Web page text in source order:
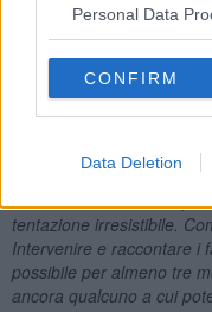
Personal Data
CONFIRM
Data Deletion
Libero Venturi
Pontedera, maggio 2020
_____________________
l’Agorà, dopo i lavori di
Riproporre questo
tentazione irresistibile.
Intervenire e raccontare i
possibile per almeno tre
ancora qualcuno a cui